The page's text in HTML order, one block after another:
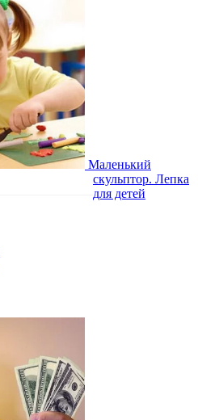
Маленький
скульптор. Лепка
для детей